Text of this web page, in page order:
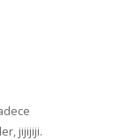
jijijiji.